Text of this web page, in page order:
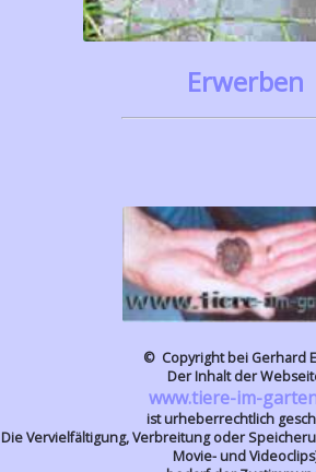
Erwerben
© Copyright bei Gerhard
Der Inhalt der
www.tiere-im-
ist urheberrechtlich
Die Vervielfältigung, Verbreitung oder
Movie- und